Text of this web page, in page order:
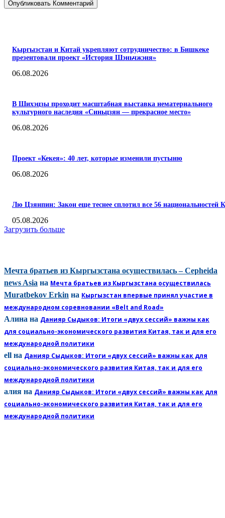
Кыргызстан и Китай укрепляют сотрудничество: в Бишкеке
презентовали проект «История Шэньчжэня»
06.08.2026
В Шихэцзы проходит масштабная выставка нематериального
культурного наследия «Синьцзян — прекрасное место»
06.08.2026
Проект «Кекея»: 40 лет, которые изменили пустыню
06.08.2026
Лю Цзянпин: Закон еще теснее сплотил все 56 национальностей
05.08.2026
Загрузить больше
Мечта братьев из Кыргызстана осуществилась – Cepheida
news Asia на Мечта братьев из Кыргызстана осуществилась
Muratbekov Erkin на Кыргызстан впервые принял участие в
международном соревновании «Belt and Road»
Алина на Данияр Сыдыков: Итоги «двух сессий» важны как
для социально-экономического развития Китая, так и для его
международной политики
ell на Данияр Сыдыков: Итоги «двух сессий» важны как для
социально-экономического развития Китая, так и для его
международной политики
алия на Данияр Сыдыков: Итоги «двух сессий» важны как для
социально-экономического развития Китая, так и для его
международной политики